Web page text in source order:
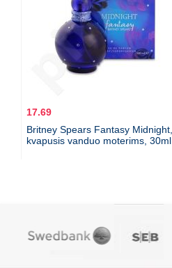
17.69
Britney Spears Fantasy Midnight,
kvapusis vanduo moterims, 30ml